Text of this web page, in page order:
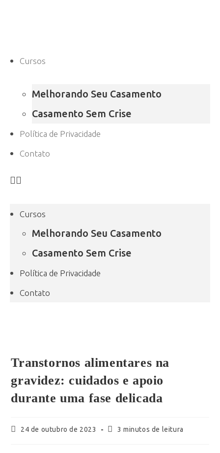
Cursos
Melhorando Seu Casamento
Casamento Sem Crise
Política de Privacidade
Contato
Cursos
Melhorando Seu Casamento
Casamento Sem Crise
Política de Privacidade
Contato
Transtornos alimentares na
gravidez: cuidados e apoio
durante uma fase delicada
24 de outubro de 2023 3 minutos de leitura